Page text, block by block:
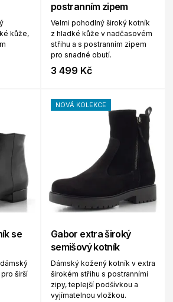
kůže,
postranním zipem
Velmi pohodlný široký kotník
z hladké kůže v nadčasovém
střihu a s postranním zipem
pro snadné obutí.
3 499 Kč
se
širší
NOVÁ KOLEKCE
Gabor extra široký
semišový kotník
Dámský kožený kotník v extra
širokém střihu s postranními
zipy, teplejší podšívkou a
vyjímatelnou vložkou.